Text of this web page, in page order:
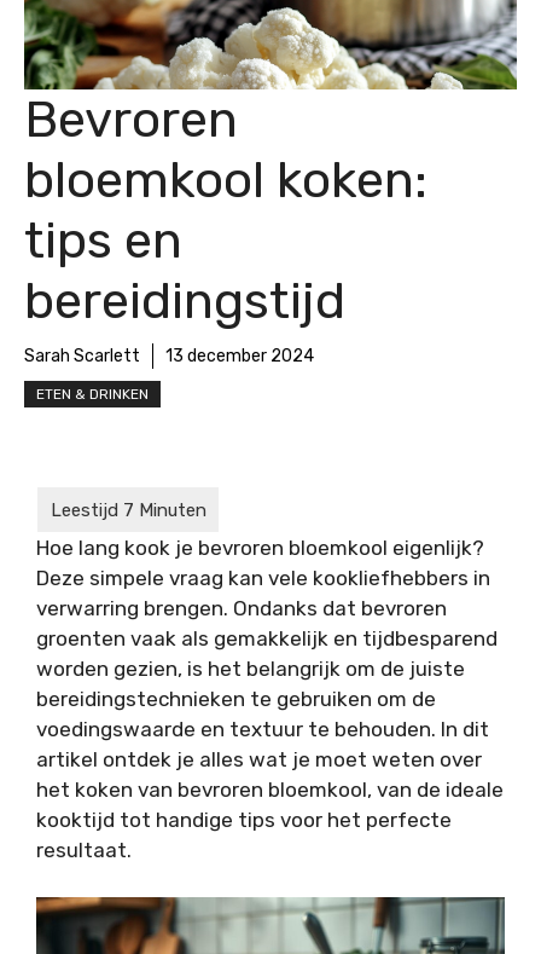
Bevroren
bloemkool koken:
tips en
bereidingstijd
Sarah Scarlett 13 december 2024
ETEN & DRINKEN
Hoe lang kook je bevroren bloemkool eigenlijk?
Deze simpele vraag kan vele kookliefhebbers in
verwarring brengen. Ondanks dat bevroren
groenten vaak als gemakkelijk en tijdbesparend
worden gezien, is het belangrijk om de juiste
bereidingstechnieken te gebruiken om de
voedingswaarde en textuur te behouden. In dit
artikel ontdek je alles wat je moet weten over
het koken van bevroren bloemkool, van de ideale
kooktijd tot handige tips voor het perfecte
resultaat.